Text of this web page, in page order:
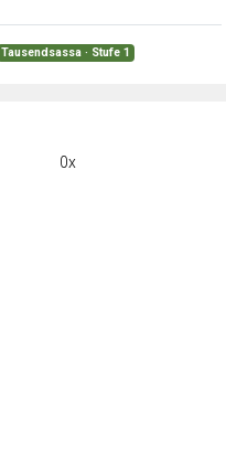
Tausendsassa · Stufe 1
0x